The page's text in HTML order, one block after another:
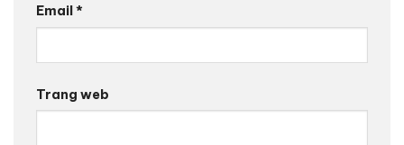
Email*
Trang web